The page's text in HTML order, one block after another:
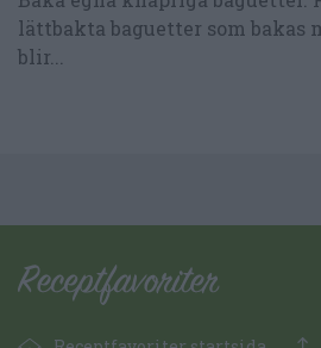
lättbakta baguetter som bakas
blir...